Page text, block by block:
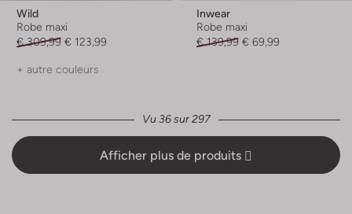
Wild
Robe maxi
€ 309,99 € 123,99
+ autre couleurs
Inwear
Robe maxi
€ 139,99 € 69,99
Vu 36 sur 297
Afficher plus de produits